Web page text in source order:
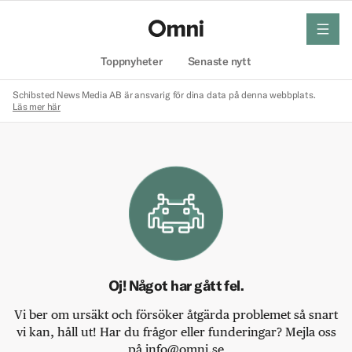
Toppnyheter Senaste nytt
meny
Schibsted News Media AB är ansvarig för dina data på denna webbplats.
Läs mer här
Oj! Något har gått fel.
Vi ber om ursäkt och försöker åtgärda problemet så snart
vi kan, håll ut! Har du frågor eller funderingar? Mejla oss